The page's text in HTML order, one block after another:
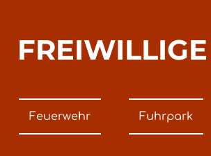
Feuerwehr Fuhrpark